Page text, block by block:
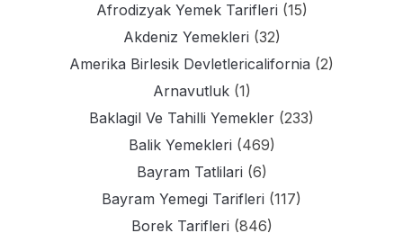
Afrodizyak Yemek Tarifleri (15)
Akdeniz Yemekleri (32)
Amerika Birlesik Devletlericalifornia (2)
Arnavutluk(1)
Baklagil Ve Tahilli Yemekler (233)
Balik Yemekleri (469)
Bayram Tatlilari (6)
Bayram Yemegi Tarifleri (117)
Borek Tarifleri (846)